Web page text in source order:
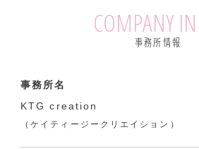
COMPANY
事務所情報
事務所名
KTG creation
（ケイティージークリエイション）